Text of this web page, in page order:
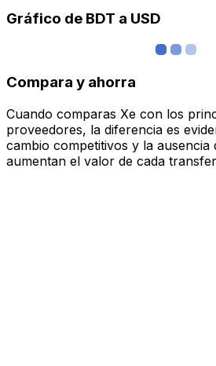
Gráfico de BDT a USD
Compara y ahorra
Cuando comparas Xe con los
proveedores, la diferencia es
cambio competitivos y la ausencia
aumentan el valor de cada